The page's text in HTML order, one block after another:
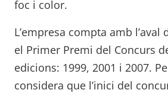
foc i color.
L’empresa compta amb l’aval
el Primer Premi del Concurs
edicions: 1999, 2001 i 2007.
considera que l’inici del